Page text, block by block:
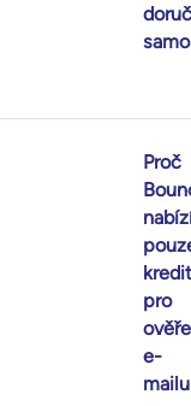
Proč
pro
e-
mailu